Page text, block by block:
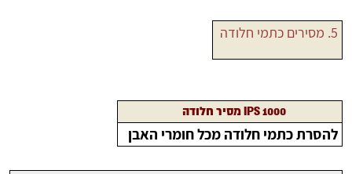
5. מסירים כתמי חלודה
1000 IPS מסיר חלודה
להסרת כתמי חלודה מכל חומרי האבן